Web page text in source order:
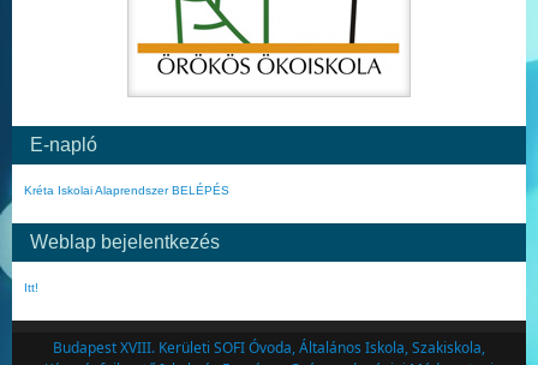
E-napló
Kréta Iskolai Alaprendszer BELÉPÉS
Weblap bejelentkezés
Itt!
Budapest XVIII. Kerületi SOFI Óvoda, Általános Iskola, Szakiskola,